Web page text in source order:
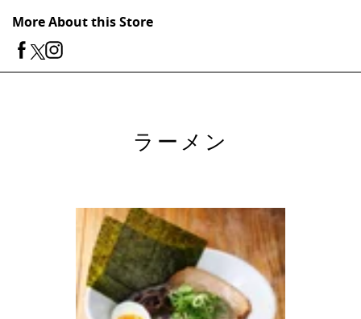
More About this Store
ラーメン